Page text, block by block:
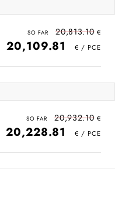
20,813.10
20,109.81
20,932.10
20,228.81